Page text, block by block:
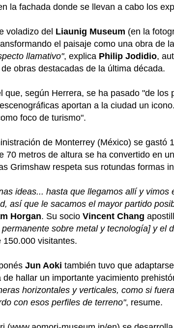
la fachada donde se llevan a cabo los
voladizo del Liaunig Museum (en la
el paisaje como una obra de
llamativo", explica Philip Jodidio,
obras destacadas de la última década.
que, según Herrera, se ha pasado "de
aportan a la ciudad un
foco de turismo".
de Monterrey (México) se
70 metros de altura se ha convertido en
Grimshaw respeta sus rotundas formas
ideas... hasta que llegamos allí y
así que le sacamos el mayor partido
Horgan. Su socio Vincent Chang
sobre metal y tecnología] y el
150.000 visitantes.
Jun Aoki también tuvo que
de hallar un importante yacimiento
horizontales y verticales, como si
con esos perfiles de terreno", resume.